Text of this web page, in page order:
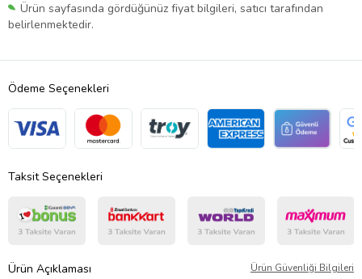
Ürün sayfasında gördüğünüz fiyat bilgileri, satıcı tarafından
belirlenmektedir.
Ödeme Seçenekleri
Taksit Seçenekleri
Ürün Açıklaması Ürün Güvenliği Bilgileri